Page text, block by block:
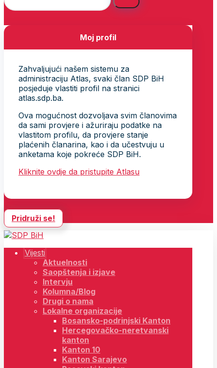
Moj profil
Zahvaljujući našem sistemu za
administraciju Atlas, svaki član SDP BiH
posjeduje vlastiti profil na stranici
atlas.sdp.ba.
Ova mogućnost dozvoljava svim članovima
da sami provjere i ažuriraju podatke na
vlastitom profilu, da provjere stanje
plaćenih članarina, kao i da učestvuju u
anketama koje pokreće SDP BiH.
Kliknite ovdje da pristupite Atlasu
Pridruži se!
Vijesti
Aktuelnosti
Saopštenja i izjave
Intervju
Kolumna/Blog
Drugi o nama
Lokalne organizacije
Bosansko-podrinjski Kanton
Hercegovačko-neretvanski
kanton
Kanton 10
Kanton Sarajevo